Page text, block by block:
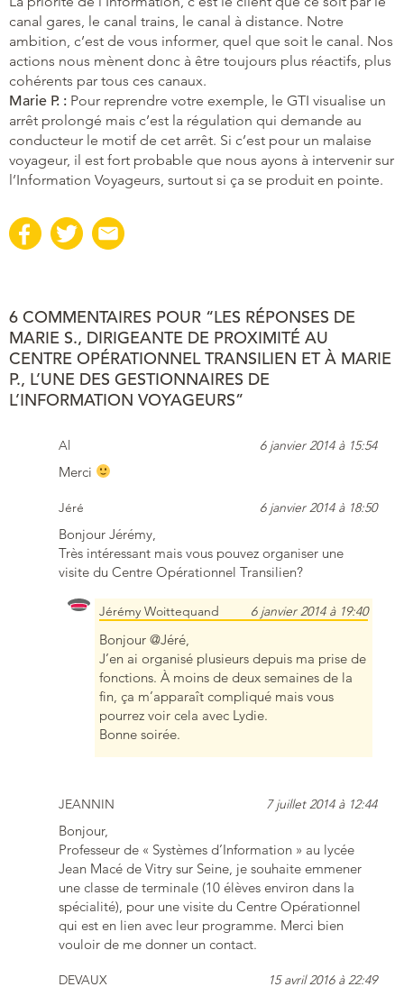
canal gares, le canal trains, le canal à distance. Notre
ambition, c’est de vous informer, quel que soit le canal. Nos
actions nous mènent donc à être toujours plus réactifs, plus
cohérents par tous ces canaux.
Marie P. : Pour reprendre votre exemple, le GTI visualise un
arrêt prolongé mais c’est la régulation qui demande au
conducteur le motif de cet arrêt. Si c’est pour un malaise
voyageur, il est fort probable que nous ayons à intervenir sur
l’Information Voyageurs, surtout si ça se produit en pointe.
6 COMMENTAIRES POUR “LES RÉPONSES DE
MARIE S., DIRIGEANTE DE PROXIMITÉ AU
CENTRE OPÉRATIONNEL TRANSILIEN ET À MARIE
P., L’UNE DES GESTIONNAIRES DE
L’INFORMATION VOYAGEURS”
Al 6 janvier 2014 à 15:54
Merci
Jéré 6 janvier 2014 à 18:50
Bonjour Jérémy,
Très intéressant mais vous pouvez organiser une
visite du Centre Opérationnel Transilien?
Jérémy Woittequand 6 janvier 2014 à 19:40
Bonjour @Jéré,
J’en ai organisé plusieurs depuis ma prise de
fonctions. À moins de deux semaines de la
fin, ça m’apparaît compliqué mais vous
pourrez voir cela avec Lydie.
Bonne soirée.
JEANNIN 7 juillet 2014 à 12:44
Bonjour,
Professeur de « Systèmes d’Information » au lycée
Jean Macé de Vitry sur Seine, je souhaite emmener
une classe de terminale (10 élèves environ dans la
spécialité), pour une visite du Centre Opérationnel
qui est en lien avec leur programme. Merci bien
vouloir de me donner un contact.
DEVAUX 15 avril 2016 à 22:49